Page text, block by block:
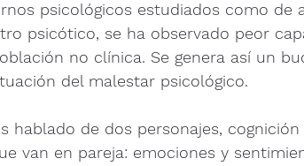
psicológicos estudiados como de
psicótico, se ha observado peor
no clínica. Se genera así un
del malestar psicológico.
hablado de dos personajes,
van en pareja: emociones y